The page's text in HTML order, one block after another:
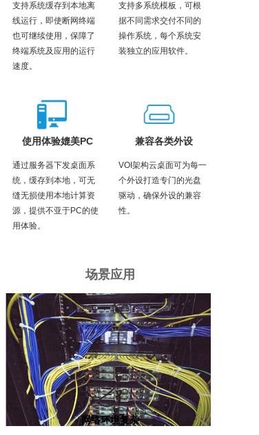
场景应用
支持系统缓存到本地离
线运行，即使断网终端
也可继续使用，保障了
终端系统及应用的运行
速度。
支持多系统模板，可根
据不同需求交付不同的
操作系统，每个系统安
装独立的应用软件。
使用体验媲美PC
通过服务器下发桌面系
统，缓存到本地，可无
缝无损使用本地计算资
源，提供不亚于PC的使
用体验。
兼容各类外设
VOI架构云桌面可为每一
个外设打造专门的光盘
驱动，确保外设的兼容
性。
网络环境复杂